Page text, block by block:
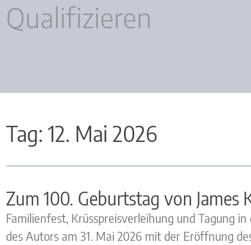
Qualifizieren
Tag: 12. Mai 2026
Zum 100. Geburtstag von James
Familienfest, Krüsspreisverleihung und Tagung
des Autors am 31. Mai 2026 mit der Eröffnung